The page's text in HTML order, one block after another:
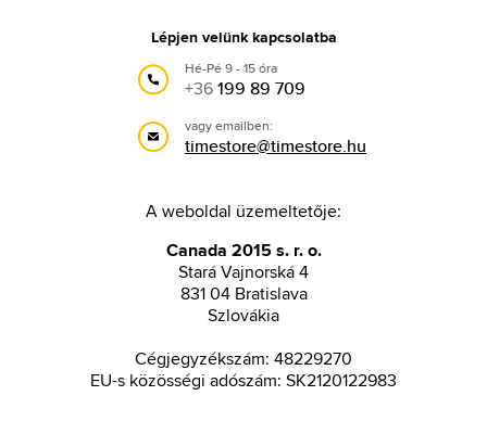
Lépjen velünk kapcsolatba
Hé-Pé 9 - 15 óra
+36199 89 709
vagy emailben:
timestore@timestore.hu
A weboldal üzemeltetője:
Canada 2015 s. r. o.
Stará Vajnorská 4
831 04 Bratislava
Szlovákia
Cégjegyzékszám: 48229270
EU-s közösségi adószám: SK2120122983